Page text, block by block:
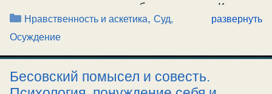
различных нюансов и обстоятельств. Как
понимать авву Дорофея об осуждении.
#осуждение,#суд
Рубрики
Нравственность и аскетика,Суд,
Осуждение
развернуть
Бесовский помысел и совесть.